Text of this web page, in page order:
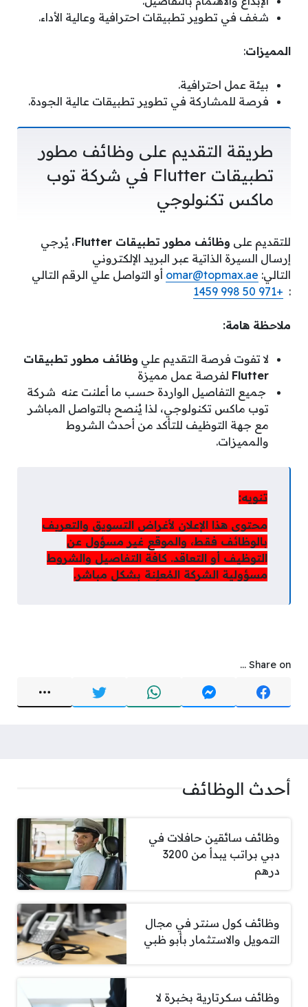
شغف في تطوير تطبيقات احترافية وعالية الأداء.
المميزات:
بيئة عمل احترافية.
فرصة للمشاركة في تطوير تطبيقات عالية الجودة.
طريقة التقديم على وظائف مطور
تطبيقات Flutter في شركة توب
ماكس تكنولوجي
للتقديم على وظائف مطور تطبيقات Flutter
، يُرجي
إرسال السيرة الذاتية عبر البريد الإلكتروني
التالي: omar@topmax.ae أو التواصل علي الرقم التالي
:
+971 50 998 1459
ملاحظة هامة:
لا تفوت فرصة التقديم علي وظائف مطور تطبيقات
Flutter لفرصة عمل مميزة
جميع التفاصيل الواردة حسب ما أعلنت عنه شركة
توب ماكس تكنولوجي، لذا يُنصح بالتواصل المباشر
مع جهة التوظيف للتأكد من أحدث الشروط
والمميزات.
تنويه:
محتوى هذا الإعلان لأغراض التسويق والتعريف
بالوظائف فقط، والموقع غير مسؤول عن
التوظيف أو التعاقد. كافة التفاصيل والشروط
مسؤولية الشركة المُعلِنة بشكل مباشر.
Share on ...
أحدث الوظائف
وظائف سائقين حافلات في
دبي براتب يبدأ من 3200
درهم
وظائف كول سنتر في مجال
التمويل والاستثمار بأبو ظبي
وظائف سكرتارية بخبرة لا